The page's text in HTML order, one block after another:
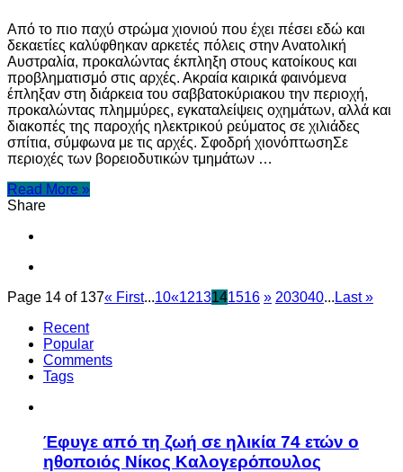
έντυσε
στα
λευκά
πόλεις
στα
Ανατολικά
της
χώρας
Από το πιο παχύ στρώμα χιονιού που έχει πέσει εδώ και
δεκαετίες καλύφθηκαν αρκετές πόλεις στην Ανατολική
Αυστραλία, προκαλώντας έκπληξη στους κατοίκους και
προβληματισμό στις αρχές. Ακραία καιρικά φαινόμενα
έπληξαν στη διάρκεια του σαββατοκύριακου την περιοχή,
προκαλώντας πλημμύρες, εγκαταλείψεις οχημάτων, αλλά και
διακοπές της παροχής ηλεκτρικού ρεύματος σε χιλιάδες
σπίτια, σύμφωνα με τις αρχές. Σφοδρή χιονόπτωσηΣε
περιοχές των βορειοδυτικών τμημάτων …
Read More »
Share
Page 14 of 137« First...10«1213141516 » 203040... Last »
Recent
Popular
Comments
Tags
Έφυγε από τη ζωή σε ηλικία 74 ετών ο
ηθοποιός Νίκος Καλογερόπουλος